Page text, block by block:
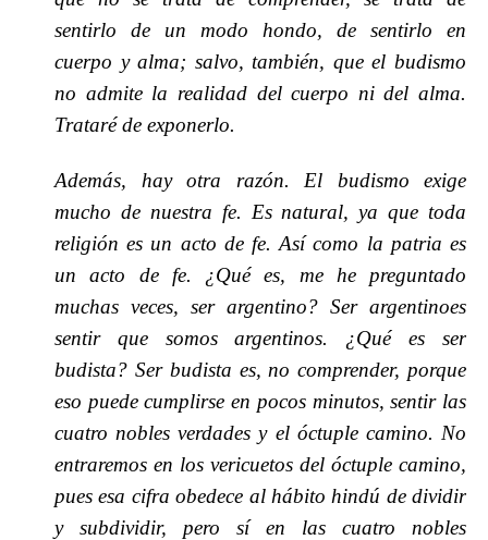
sentirlo de un modo hondo, de sentirlo en
cuerpo y alma; salvo, también, que el budismo
no admite la realidad del cuerpo ni del alma.
Trataré de exponerlo.
Además, hay otra razón. El budismo exige
mucho de nuestra fe. Es natural, ya que toda
religión es un acto de fe. Así como la patria es
un acto de fe. ¿Qué es, me he preguntado
muchas veces, ser argentino? Ser argentinoes
sentir que somos argentinos. ¿Qué es ser
budista? Ser budista es, no comprender, porque
eso puede cumplirse en pocos minutos, sentir las
cuatro nobles verdades y el óctuple camino. No
entraremos en los vericuetos del óctuple camino,
pues esa cifra obedece al hábito hindú de dividir
y subdividir, pero sí en las cuatro nobles